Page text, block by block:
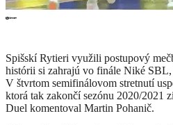
Spišskí Rytieri využili postupový
histórii si zahrajú vo finále Niké
V štvrtom semifinálovom stretnutí
ktorá tak zakončí sezónu 2020/2021
Duel komentoval Martin Pohanič.